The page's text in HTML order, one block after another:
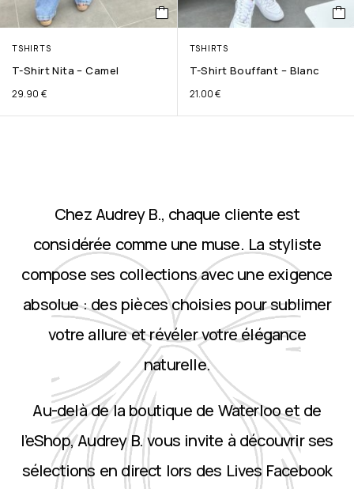
TSHIRTS
T-Shirt Nita – Camel
29.90 €
TSHIRTS
T-Shirt Bouffant – Blanc
21.00€
Chez Audrey B., chaque cliente est
considérée comme une muse. La styliste
compose ses collections avec une exigence
absolue : des pièces choisies pour sublimer
votre allure et révéler votre élégance
naturelle.
Au-delà de la boutique de Waterloo et de
l’eShop, Audrey B. vous invite à découvrir ses
sélections en direct lors des Lives Facebook